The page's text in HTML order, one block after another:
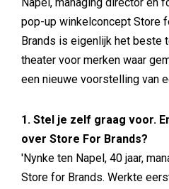
pop-up winkelconcept Store
Brands is eigenlijk het beste
theater voor merken waar
een nieuwe voorstelling van
1. Stel je zelf graag voor.
over Store For Brands?
'Nynke ten Napel, 40 jaar,
Store for Brands. Werkte